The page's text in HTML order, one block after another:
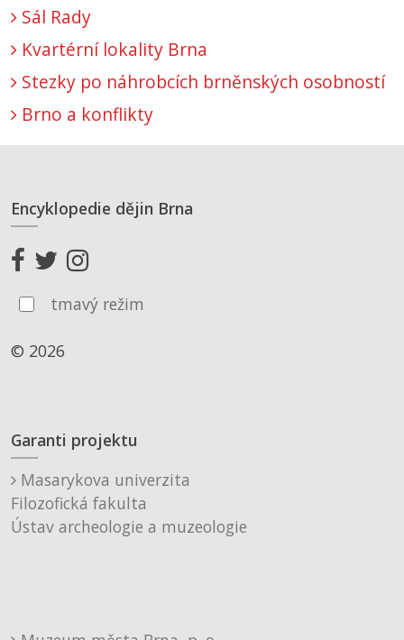
Sál Rady
Kvartérní lokality Brna
Stezky po náhrobcích brněnských osobností
Brno a konflikty
Encyklopedie dějin Brna
tmavý režim
© 2026
Garanti projektu
Masarykova univerzita
Filozofická fakulta
Ústav archeologie a muzeologie